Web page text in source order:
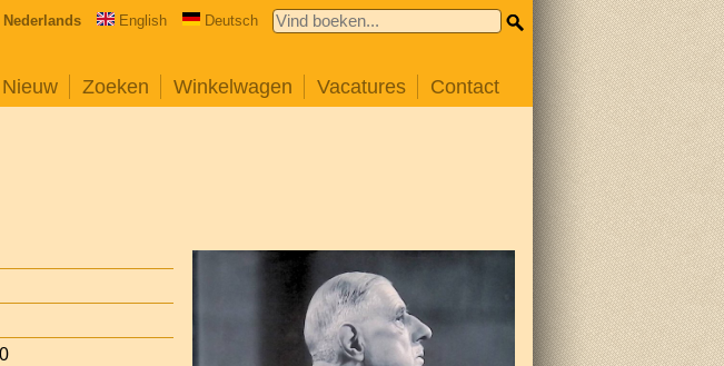
Nederlands English Deutsch
Nieuw Zoeken Winkelwagen Vacatures Contact